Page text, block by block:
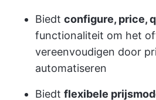
Biedt configure, price,
functionaliteit om het
vereenvoudigen door
automatiseren
Biedt flexibele